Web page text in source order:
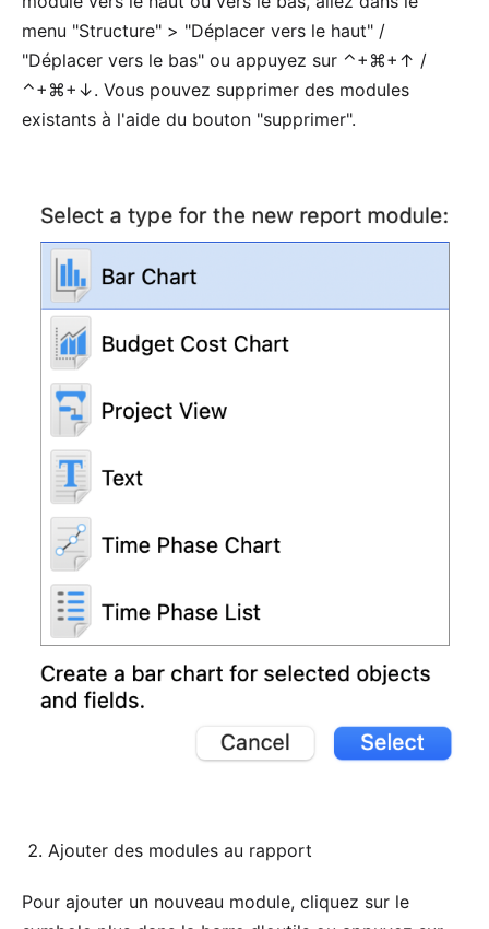
menu "Structure" > "Déplacer vers le haut" /
"Déplacer vers le bas" ou appuyez sur ⌃+⌘+↑ /
⌃+⌘+↓. Vous pouvez supprimer des modules
existants à l'aide du bouton "supprimer".
Ajouter des modules au rapport
Pour ajouter un nouveau module, cliquez sur le